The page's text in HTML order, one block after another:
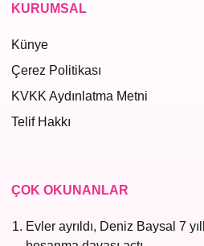
KURUMSAL
Künye
Çerez Politikası
KVKK Aydınlatma Metni
Telif Hakkı
ÇOK OKUNANLAR
Evler ayrıldı, Deniz Baysal 7